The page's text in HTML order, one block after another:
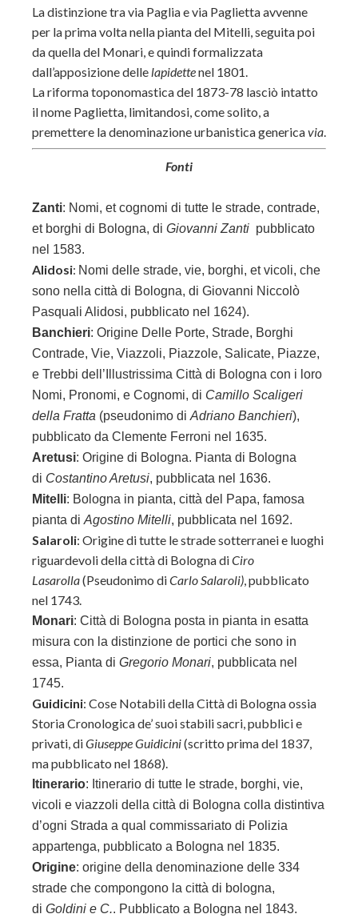
La distinzione tra via Paglia e via Paglietta avvenne
per la prima volta nella pianta del Mitelli, seguita poi
da quella del Monari, e quindi formalizzata
dall’apposizione delle lapidettenel 1801.
La riforma toponomastica del 1873-78 lasciò intatto
il nome Paglietta, limitandosi, come solito, a
premettere la denominazione urbanistica genericavia.
Fonti
Zanti: Nomi, et cognomi di tutte le strade, contrade,
et borghi di Bologna, di Giovanni Zanti pubblicato
nel 1583.
Alidosi: Nomi delle strade, vie, borghi, et vicoli, che
sono nella città di Bologna, di Giovanni Niccolò
Pasquali Alidosi, pubblicato nel 1624).
Banchieri: Origine Delle Porte, Strade, Borghi
Contrade, Vie, Viazzoli, Piazzole, Salicate, Piazze,
e Trebbi dell’Illustrissima Città di Bologna con i loro
Nomi, Pronomi, e Cognomi, di Camillo Scaligeri
della Fratta (pseudonimo di Adriano Banchieri),
pubblicato da Clemente Ferroni nel 1635.
Aretusi: Origine di Bologna. Pianta di Bologna
di Costantino Aretusi, pubblicata nel 1636.
Mitelli: Bologna in pianta, città del Papa, famosa
pianta di Agostino Mitelli, pubblicata nel 1692.
Salaroli: Origine di tutte le strade sotterranei e luoghi
riguardevoli della città di Bologna diCiro
Lasarolla(Pseudonimo diCarlo Salaroli), pubblicato
nel 1743.
Monari: Città di Bologna posta in pianta in esatta
misura con la distinzione de portici che sono in
essa, Pianta di Gregorio Monari, pubblicata nel
1745.
Guidicini: Cose Notabili della Città di Bologna ossia
Storia Cronologica de’ suoi stabili sacri, pubblici e
privati, diGiuseppe Guidicini(scritto prima del 1837,
ma pubblicato nel 1868).
Itinerario: Itinerario di tutte le strade, borghi, vie,
vicoli e viazzoli della città di Bologna colla distintiva
d’ogni Strada a qual commissariato di Polizia
appartenga, pubblicato a Bologna nel 1835.
Origine: origine della denominazione delle 334
strade che compongono la città di bologna,
di Goldini e C.. Pubblicato a Bologna nel 1843.